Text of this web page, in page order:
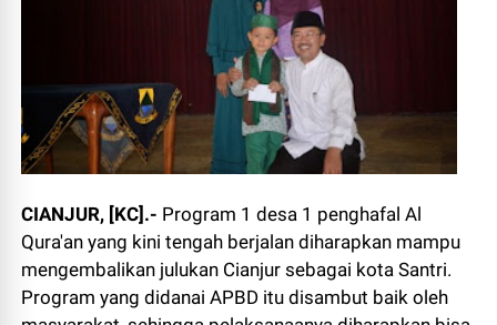
CIANJUR, [KC].- Program 1 desa 1 penghafal Al
Qura'an yang kini tengah berjalan diharapkan mampu
mengembalikan julukan Cianjur sebagai kota Santri.
Program yang didanai APBD itu disambut baik oleh